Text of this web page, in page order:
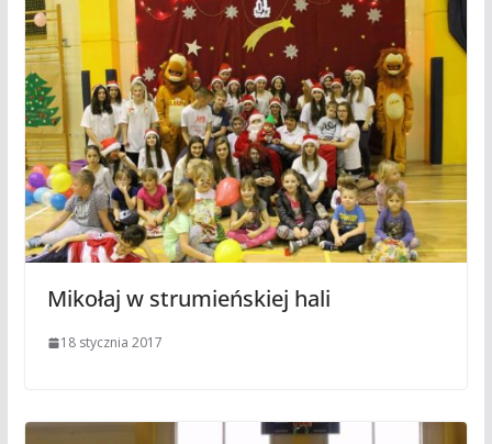
Mikołaj w strumieńskiej hali
18 stycznia 2017